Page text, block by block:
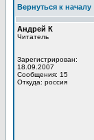
Вернуться к началу
Андрей К
Читатель
Зарегистрирован:
18.09.2007
Сообщения: 15
Откуда: россия